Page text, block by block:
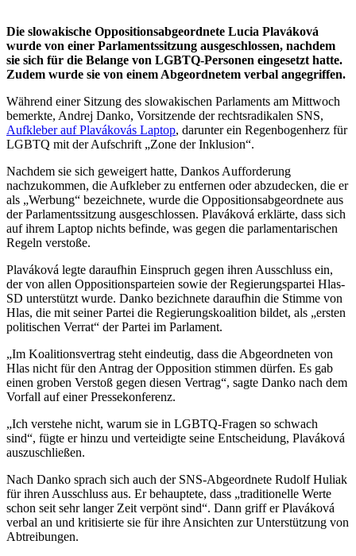
Die slowakische Oppositionsabgeordnete Lucia Plaváková
wurde von einer Parlamentssitzung ausgeschlossen, nachdem
sie sich für die Belange von LGBTQ-Personen eingesetzt hatte.
Zudem wurde sie von einem Abgeordnetem verbal angegriffen.
Während einer Sitzung des slowakischen Parlaments am Mittwoch
bemerkte, Andrej Danko, Vorsitzende der rechtsradikalen SNS,
Aufkleber auf Plavákovás Laptop, darunter ein Regenbogenherz für
LGBTQ mit der Aufschrift „Zone der Inklusion“.
Nachdem sie sich geweigert hatte, Dankos Aufforderung
nachzukommen, die Aufkleber zu entfernen oder abzudecken, die er
als „Werbung“ bezeichnete, wurde die Oppositionsabgeordnete aus
der Parlamentssitzung ausgeschlossen. Plaváková erklärte, dass sich
auf ihrem Laptop nichts befinde, was gegen die parlamentarischen
Regeln verstoße.
Plaváková legte daraufhin Einspruch gegen ihren Ausschluss ein,
der von allen Oppositionsparteien sowie der Regierungspartei Hlas-
SD unterstützt wurde. Danko bezichnete daraufhin die Stimme von
Hlas, die mit seiner Partei die Regierungskoalition bildet, als „ersten
politischen Verrat“ der Partei im Parlament.
„Im Koalitionsvertrag steht eindeutig, dass die Abgeordneten von
Hlas nicht für den Antrag der Opposition stimmen dürfen. Es gab
einen groben Verstoß gegen diesen Vertrag“, sagte Danko nach dem
Vorfall auf einer Pressekonferenz.
„Ich verstehe nicht, warum sie in LGBTQ-Fragen so schwach
sind“, fügte er hinzu und verteidigte seine Entscheidung, Plaváková
auszuschließen.
Nach Danko sprach sich auch der SNS-Abgeordnete Rudolf Huliak
für ihren Ausschluss aus. Er behauptete, dass „traditionelle Werte
schon seit sehr langer Zeit verpönt sind“. Dann griff er Plaváková
verbal an und kritisierte sie für ihre Ansichten zur Unterstützung von
Abtreibungen.